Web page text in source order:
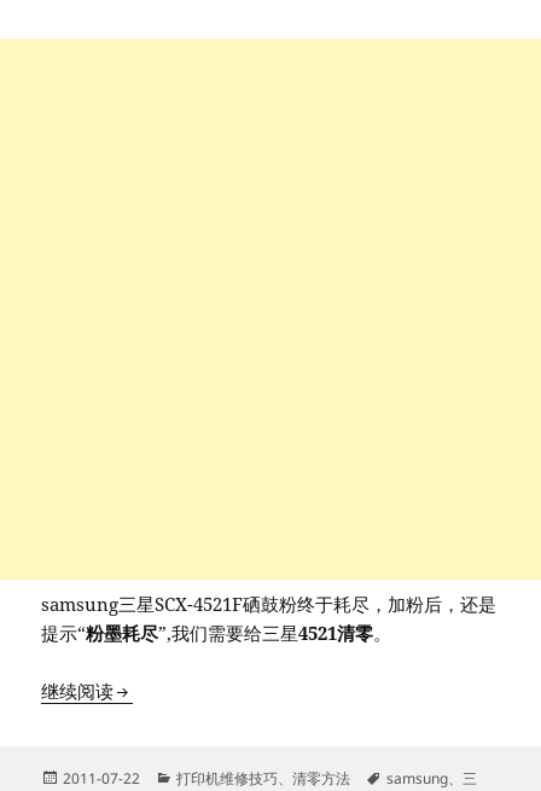
samsung三星SCX-4521F硒鼓粉终于耗尽，加粉后，还是
提示“粉墨耗尽”,我们需要给三星4521清零。
继续阅读samsung/三星SCX-4521清零方法
发
2011-07-22
分
打印机维修技巧、清零方法
标
samsung、三